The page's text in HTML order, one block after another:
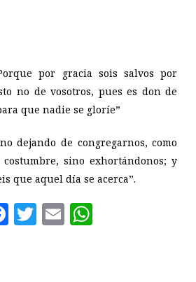
por gracia sois salvos por
no de vosotros, pues es don de
que nadie se gloríe”
dejando de congregarnos, como
sino exhortándonos; y
que aquel día se acerca”.
Facebook
Twitter
Email